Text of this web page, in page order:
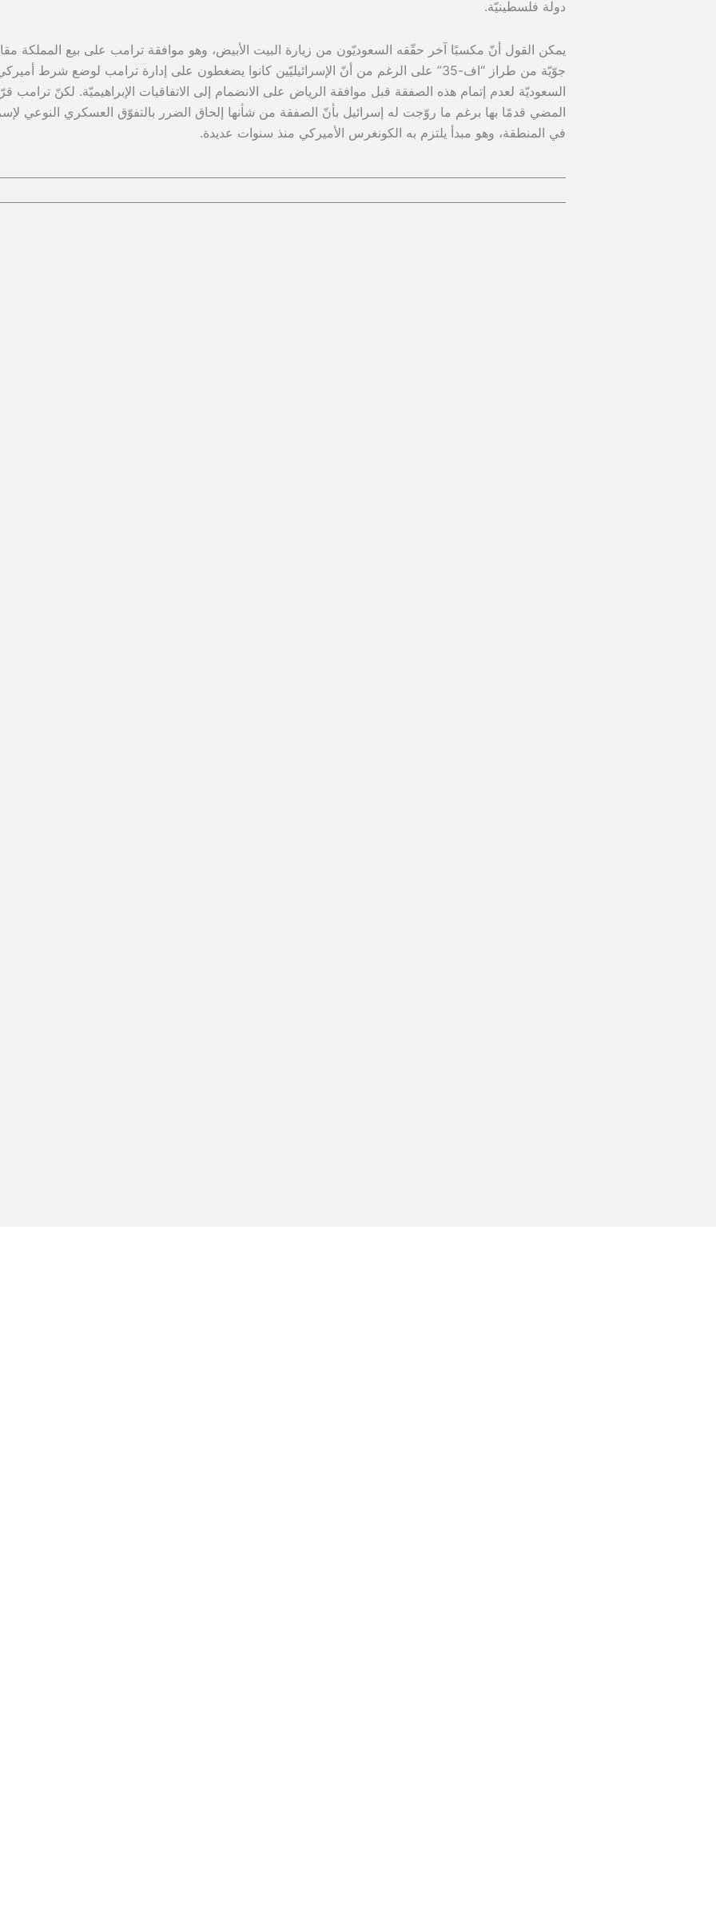
دولة فلسطينيّة.
يمكن القول أنّ مكسبًا آخر حقّقه السعوديّون من زيارة البيت الأبيض، وهو موافقة ترامب على بيع المملكة
جوّيّة من طراز “اف-35” على الرغم من أنّ الإسرائيليّين كانوا يضغطون على إدارة ترامب لوضع شرط
السعوديّة لعدم إتمام هذه الصفقة قبل موافقة الرياض على الانضمام إلى الاتفاقيات الإبراهيميّة. لكنّ ترامب
المضي قدمًا بها برغم ما روّجت له إسرائيل بأنّ الصفقة من شأنها إلحاق الضرر بالتفوّق العسكري النوعي
في المنطقة، وهو مبدأ يلتزم به الكونغرس الأميركي منذ سنوات عديدة.